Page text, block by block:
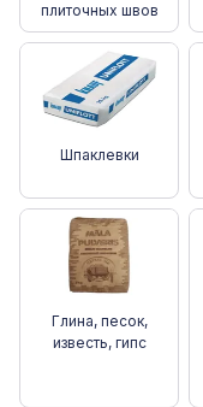
плиточных швов
Шпаклевки
Глина, песок,
известь, гипс